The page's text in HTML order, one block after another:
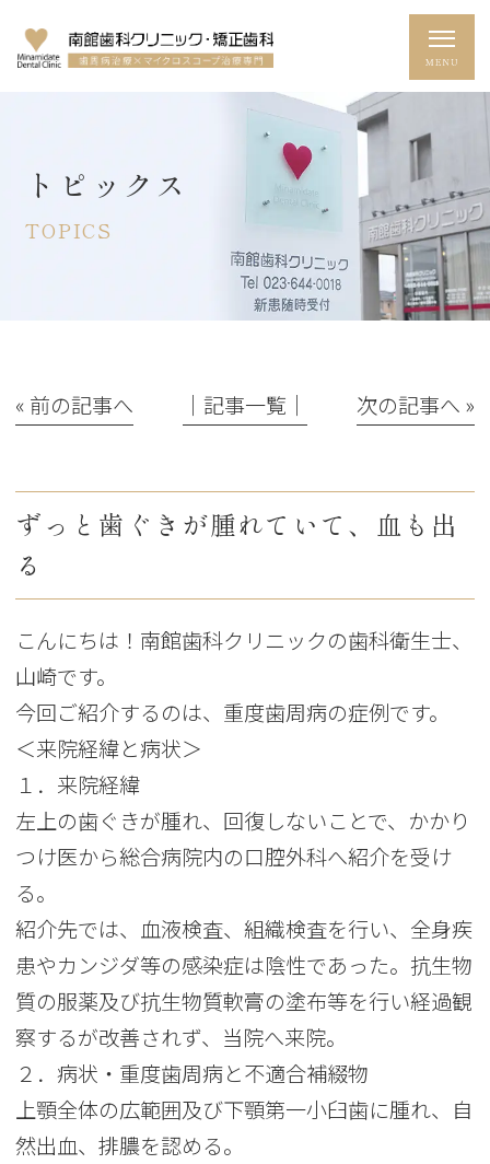
トピックス
TOPICS
« 前の記事へ │記事一覧│ 次の記事へ »
ずっと歯ぐきが腫れていて、血も出
る
こんにちは！南館歯科クリニックの歯科衛生士、
山崎です。
今回ご紹介するのは、重度歯周病の症例です。
＜来院経緯と病状＞
１．来院経緯
左上の歯ぐきが腫れ、回復しないことで、かかり
つけ医から総合病院内の口腔外科へ紹介を受け
る。
紹介先では、血液検査、組織検査を行い、全身疾
患やカンジダ等の感染症は陰性であった。抗生物
質の服薬及び抗生物質軟膏の塗布等を行い経過観
察するが改善されず、当院へ来院。
２．病状・重度歯周病と不適合補綴物
上顎全体の広範囲及び下顎第一小臼歯に腫れ、自
然出血、排膿を認める。